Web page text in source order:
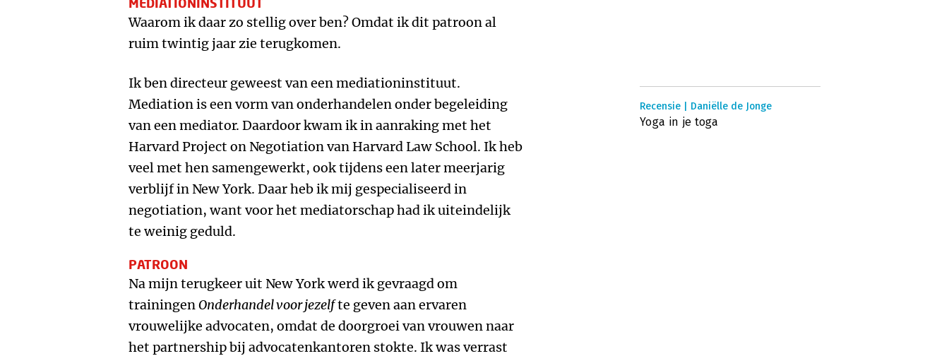
Waarom ik daar zo stellig over ben? Omdat ik dit patroon al
ruim twintig jaar zie terugkomen.
Ik ben directeur geweest van een mediationinstituut.
Mediation is een vorm van onderhandelen onder begeleiding
van een mediator. Daardoor kwam ik in aanraking met het
Harvard Project on Negotiation van Harvard Law School. Ik heb
veel met hen samengewerkt, ook tijdens een later meerjarig
verblijf in New York. Daar heb ik mij gespecialiseerd in
negotiation, want voor het mediatorschap had ik uiteindelijk
te weinig geduld.
PATROON
Na mijn terugkeer uit New York werd ik gevraagd om
trainingenOnderhandel voor jezelfte geven aan ervaren
vrouwelijke advocaten, omdat de doorgroei van vrouwen naar
het partnership bij advocatenkantoren stokte. Ik was verrast
Recensie | Daniëlle de Jonge
Yoga in je toga